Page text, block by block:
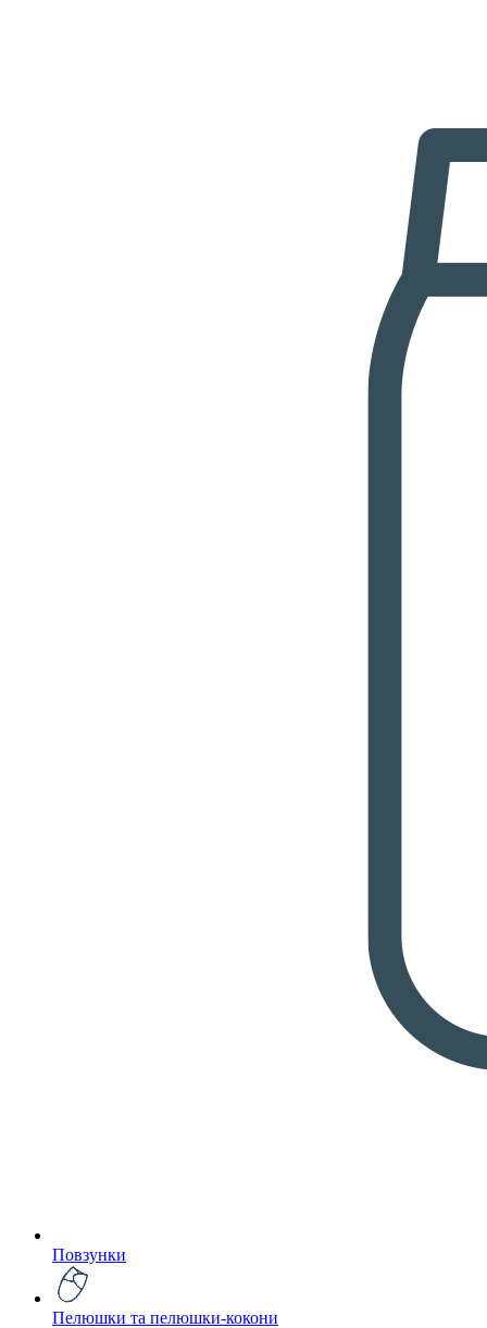
Повзунки
Пелюшки та пелюшки-кокони